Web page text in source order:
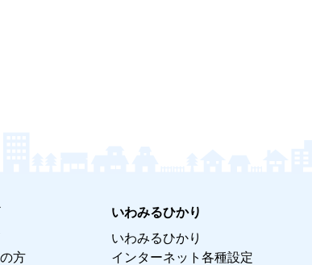
方
いわみるひかり
いわみるひかり
インターネット各種設定